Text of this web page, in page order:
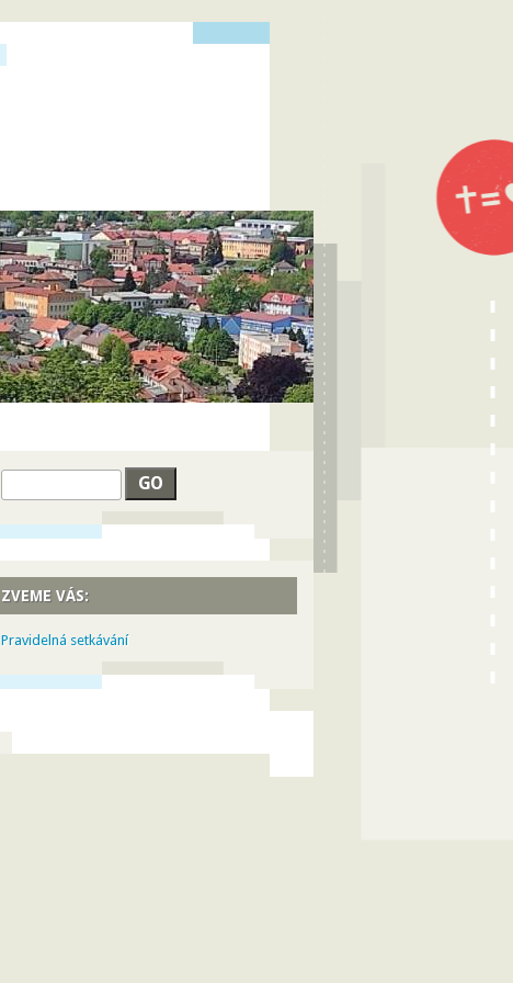
Hledat
ZVEME VÁS:
Pravidelná setkávání